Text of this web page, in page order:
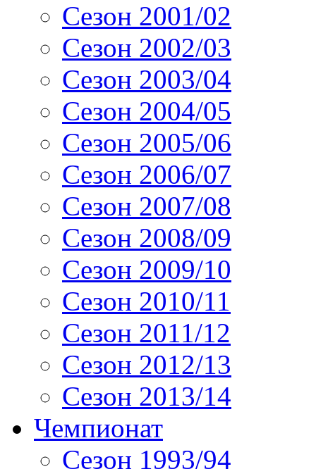
Сезон 2001/02
Сезон 2002/03
Сезон 2003/04
Сезон 2004/05
Сезон 2005/06
Сезон 2006/07
Сезон 2007/08
Сезон 2008/09
Сезон 2009/10
Сезон 2010/11
Сезон 2011/12
Сезон 2012/13
Сезон 2013/14
Чемпионат
Сезон 1993/94